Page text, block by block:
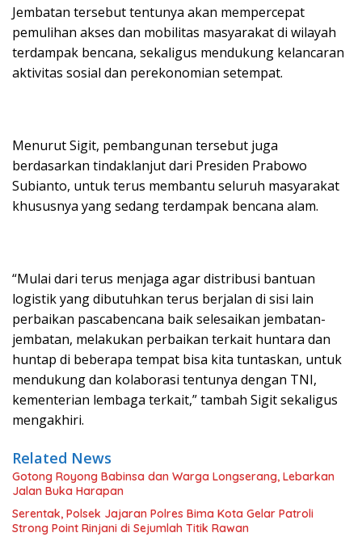
Jembatan tersebut tentunya akan mempercepat
pemulihan akses dan mobilitas masyarakat di wilayah
terdampak bencana, sekaligus mendukung kelancaran
aktivitas sosial dan perekonomian setempat.
Menurut Sigit, pembangunan tersebut juga
berdasarkan tindaklanjut dari Presiden Prabowo
Subianto, untuk terus membantu seluruh masyarakat
khususnya yang sedang terdampak bencana alam.
“Mulai dari terus menjaga agar distribusi bantuan
logistik yang dibutuhkan terus berjalan di sisi lain
perbaikan pascabencana baik selesaikan jembatan-
jembatan, melakukan perbaikan terkait huntara dan
huntap di beberapa tempat bisa kita tuntaskan, untuk
mendukung dan kolaborasi tentunya dengan TNI,
kementerian lembaga terkait,” tambah Sigit sekaligus
mengakhiri.
Related News
Gotong Royong Babinsa dan Warga Longserang, Lebarkan
Jalan Buka Harapan
Serentak, Polsek Jajaran Polres Bima Kota Gelar Patroli
Strong Point Rinjani di Sejumlah Titik Rawan